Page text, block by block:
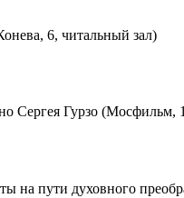
6, читальный зал)
Сергея Гурзо
на пути духовного